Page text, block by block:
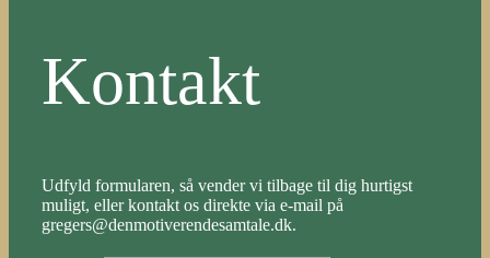
Kontakt
Udfyld formularen, så vender vi tilbage til dig hurtigst
muligt, eller kontakt os direkte via e-mail på
gregers@denmotiverendesamtale.dk.